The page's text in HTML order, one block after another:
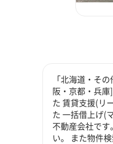
「北海道・そ
阪・京都・兵
た 賃貸支援(リ
た 一括借上げ(
不動産会社で
い。 また物件